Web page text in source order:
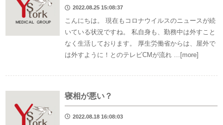
2022.08.25 15:08:37
こんにちは。 現在もコロナウイルスのニュースが続
いている状況ですね。 私自身も、勤務中は外すこと
なく生活しております。 厚生労働省からは、屋外で
は外すように！とのテレビCMが流れ …[more]
寝相が悪い？
2022.08.18 16:08:03